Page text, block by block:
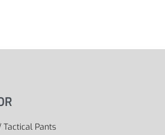
Tactical Pants